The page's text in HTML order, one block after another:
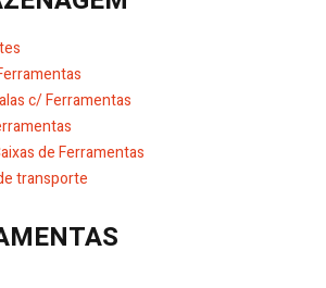
c/ Ferramentas
de Ferramentas
transporte